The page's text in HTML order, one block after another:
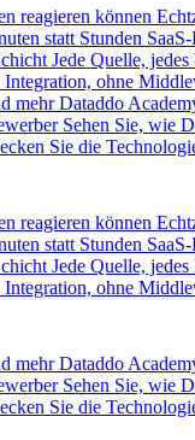
reagieren können
statt Stunden
Jede Quelle,
ohne
mehr Dataddo
Sehen Sie, wie
Sie die
reagieren können
statt Stunden
Jede Quelle,
ohne
mehr Dataddo
Sehen Sie, wie
Sie die